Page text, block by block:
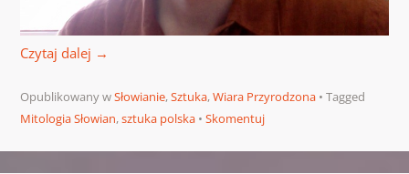
Czytaj dalej →
Opublikowany wSłowianie,Sztuka,Wiara Przyrodzona
Tagged
Mitologia Słowian,sztuka polska Skomentuj